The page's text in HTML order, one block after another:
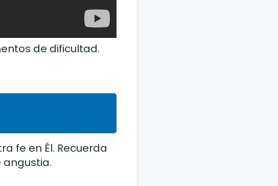
de dificultad.
fe en Él. Recuerda
angustia.